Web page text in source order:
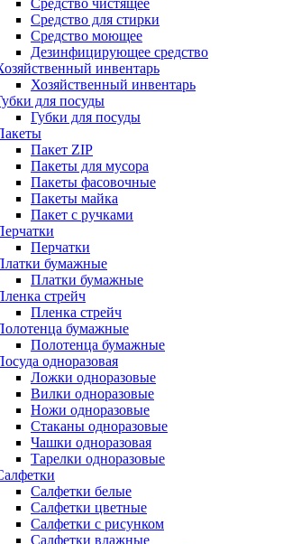
Средство чистящее
Средство для стирки
Средство моющее
Дезинфицирующее средство
инвентарь
Хозяйственный инвентарь
для посуды
Губки для посуды
Пакет ZIP
Пакеты для мусора
Пакеты фасовочные
Пакеты майка
Пакет с ручками
Перчатки
бумажные
Платки бумажные
стрейч
Пленка стрейч
бумажные
Полотенца бумажные
одноразовая
Ложки одноразовые
Вилки одноразовые
Ножи одноразовые
Стаканы одноразовые
Чашки одноразовая
Тарелки одноразовые
Салфетки белые
Салфетки цветные
Салфетки с рисунком
Салфетки влажные